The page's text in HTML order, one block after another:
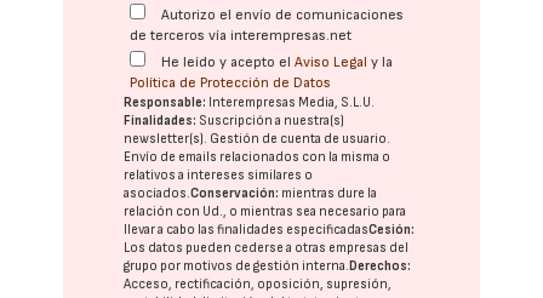
Autorizo el envío de comunicaciones
de terceros vía interempresas.net
He leído y acepto elAviso Legal y la
Política de Protección de Datos
Responsable: Interempresas Media, S.L.U.
Finalidades: Suscripción a nuestra(s)
newsletter(s). Gestión de cuenta de usuario.
Envío de emails relacionados con la misma o
relativos a intereses similares o
asociados.Conservación: mientras dure la
relación con Ud., o mientras sea necesario para
llevar a cabo las finalidades especificadasCesión:
Los datos pueden cederse a otras empresas del
grupo por motivos de gestión interna. Derechos:
Acceso, rectificación, oposición, supresión,